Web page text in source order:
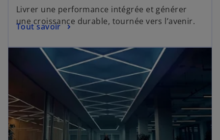
Livrer une performance intégrée et générer
une croissance durable, tournée vers l’avenir.
Tout savoir